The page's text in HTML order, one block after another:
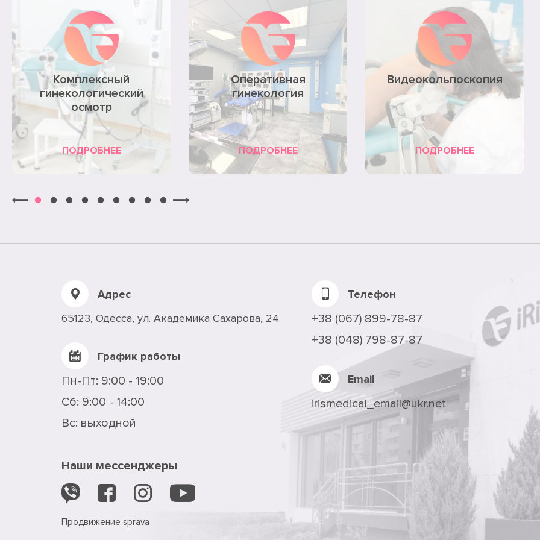
Комплексный
гинекологический
осмотр
ПОДРОБНЕЕ
Оперативная
гинекология
ПОДРОБНЕЕ
Видеокольпоскопия
ПОДРОБНЕЕ
Адрес
65123, Одесса, ул. Академика Сахарова, 24
График работы
Пн-Пт: 9:00 - 19:00
Сб: 9:00 - 14:00
Вс: выходной
Телефон
+38 (067) 899-78-87
+38 (048) 798-87-87
Email
irismedical_email@ukr.net
Наши мессенджеры
Продвижение sprava